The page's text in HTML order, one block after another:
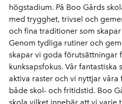
högstadium. På Boo Gårds
med trygghet, trivsel och
och fina traditioner som
Genom tydliga rutiner och
skapar vi goda förutsättningar
kunksapsfokus. Vår
aktiva raster och vi nyttjar
både skol- och fritidstid. Boo